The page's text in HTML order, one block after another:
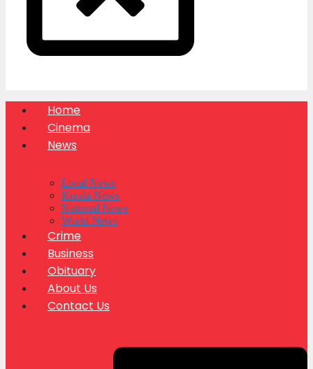
Home
Cinema
News
Local News
Kerala News
National News
World News
Crime
Business
Obituary
About Us
Contact Us